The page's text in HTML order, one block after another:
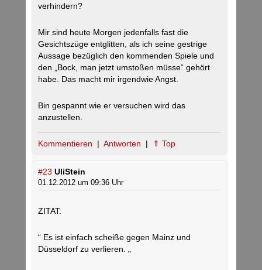
verhindern?
Mir sind heute Morgen jedenfalls fast die
Gesichtszüge entglitten, als ich seine gestrige
Aussage bezüglich den kommenden Spiele und
den „Bock, man jetzt umstoßen müsse“ gehört
habe. Das macht mir irgendwie Angst.
Bin gespannt wie er versuchen wird das
anzustellen.
Kommentieren | Antworten | ⇑ Top
#23 UliStein
01.12.2012 um 09:36 Uhr
ZITAT:
“ Es ist einfach scheiße gegen Mainz und
Düsseldorf zu verlieren. „